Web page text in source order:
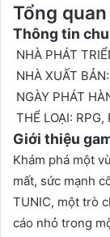
Tổng
Thông tin
NHÀ PHÁT
NHÀ XUẤT BẢN:
NGÀY PHÁT
THỂ LOẠI: RPG,
Giới thiệu
Khám phá một
mất, sức mạnh
TUNIC, một trò
cáo nhỏ trong